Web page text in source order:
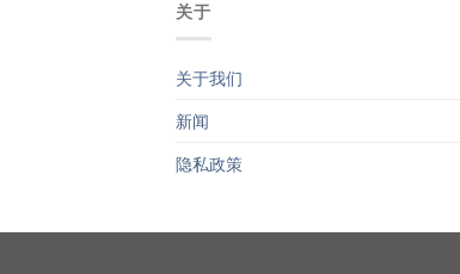
关于
关于我们
新闻
隐私政策